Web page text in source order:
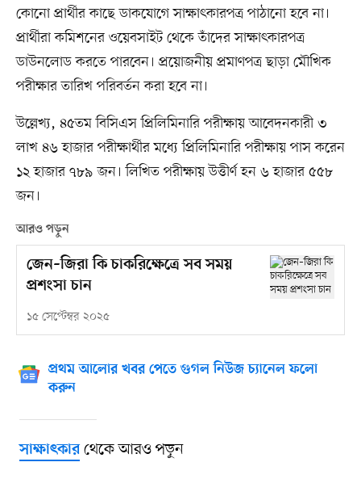
কোনো প্রার্থীর কাছে ডাকযোগে সাক্ষাৎকারপত্র পাঠানো হবে না।
প্রার্থীরা কমিশনের ওয়েবসাইট থেকে তাঁদের সাক্ষাৎকারপত্র
ডাউনলোড করতে পারবেন। প্রয়োজনীয় প্রমাণপত্র ছাড়া মৌখিক
পরীক্ষার তারিখ পরিবর্তন করা হবে না।
উল্লেখ্য, ৪৫তম বিসিএস প্রিলিমিনারি পরীক্ষায় আবেদনকারী ৩
লাখ ৪৬ হাজার পরীক্ষার্থীর মধ্যে প্রিলিমিনারি পরীক্ষায় পাস করেন
১২ হাজার ৭৮৯ জন। লিখিত পরীক্ষায় উত্তীর্ণ হন ৬ হাজার ৫৫৮
জন।
আরও পড়ুন
জেন–জিরা কি চাকরিক্ষেত্রে সব সময়
প্রশংসা চান
১৫ সেপ্টেম্বর ২০২৫
প্রথম আলোর খবর পেতে গুগল নিউজ চ্যানেল ফলো
করুন
সাক্ষাৎকারথেকে আরও পড়ুন